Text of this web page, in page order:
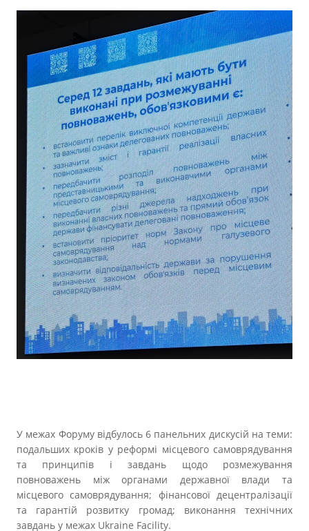
У межах Форуму відбулось 6 панельних дискусій на теми:
подальших кроків у реформі місцевого самоврядування
та принципів і завдань щодо розмежування
повноважень між органами державної влади та
місцевого самоврядування; фінансової децентралізації
та гарантій розвитку громад; виконання технічних
завдань у межах Ukraine Facility.